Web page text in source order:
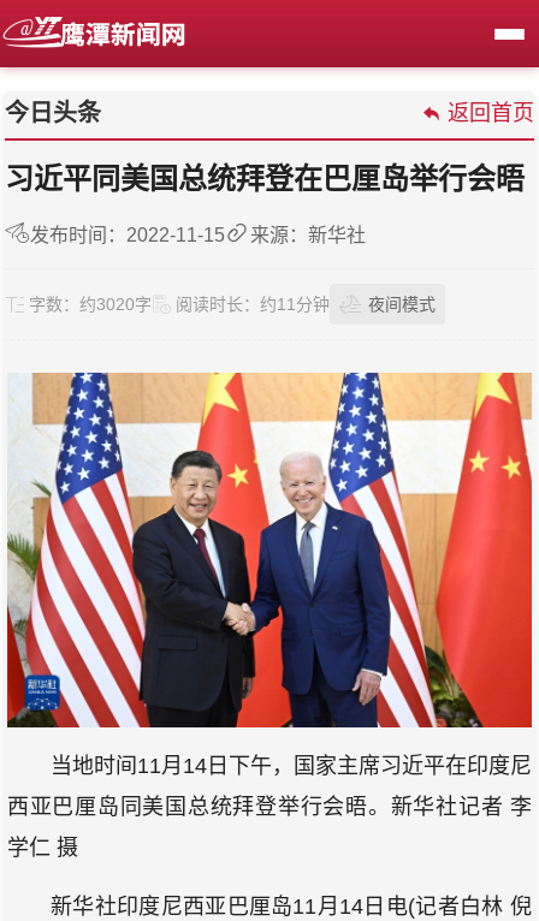
今日头条 返回首页
习近平同美国总统拜登在巴厘岛举行会晤
发布时间：2022-11-15 来源：新华社
字数： 约3020字 阅读时长： 约11分钟 夜间模式
当地时间11月14日下午，国家主席习近平在印度尼
西亚巴厘岛同美国总统拜登举行会晤。新华社记者 李
学仁 摄
新华社印度尼西亚巴厘岛11月14日电(记者白林 倪